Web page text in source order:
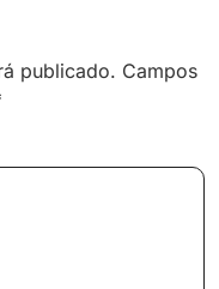
publicado. Campos